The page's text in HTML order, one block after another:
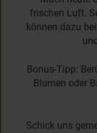
frischen Luft.
können dazu
Bonus-Tipp:
Blumen oder
Schick uns